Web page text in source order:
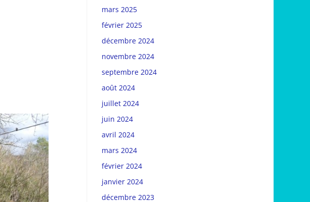
mars 2025
février 2025
décembre 2024
novembre 2024
septembre 2024
août 2024
juillet 2024
juin 2024
avril 2024
mars 2024
février 2024
janvier 2024
décembre 2023